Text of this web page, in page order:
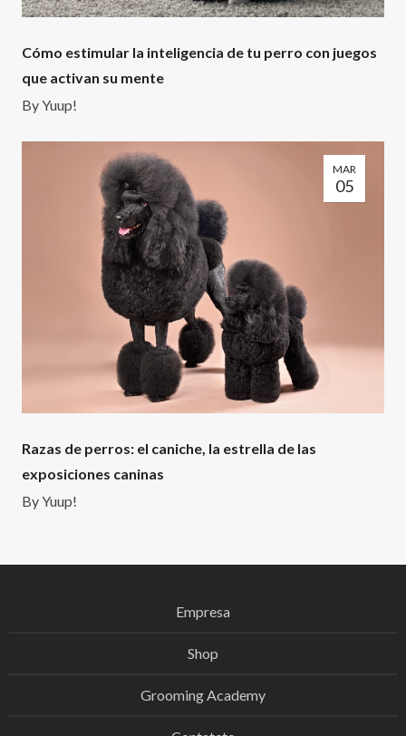
Cómo estimular la inteligencia de tu perro con juegos
que activan su mente
ByYuup!
MAR
05
Razas de perros: el caniche, la estrella de las
exposiciones caninas
ByYuup!
Empresa
Shop
Grooming Academy